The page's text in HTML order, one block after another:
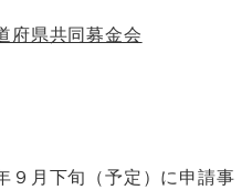
府県共同募金会
９月下旬（予定）に申請事